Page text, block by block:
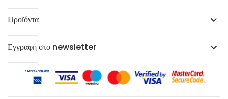
Προϊόντα keyboard_arrow_down
Εγγραφή στο newsletter keyboard_arrow_down